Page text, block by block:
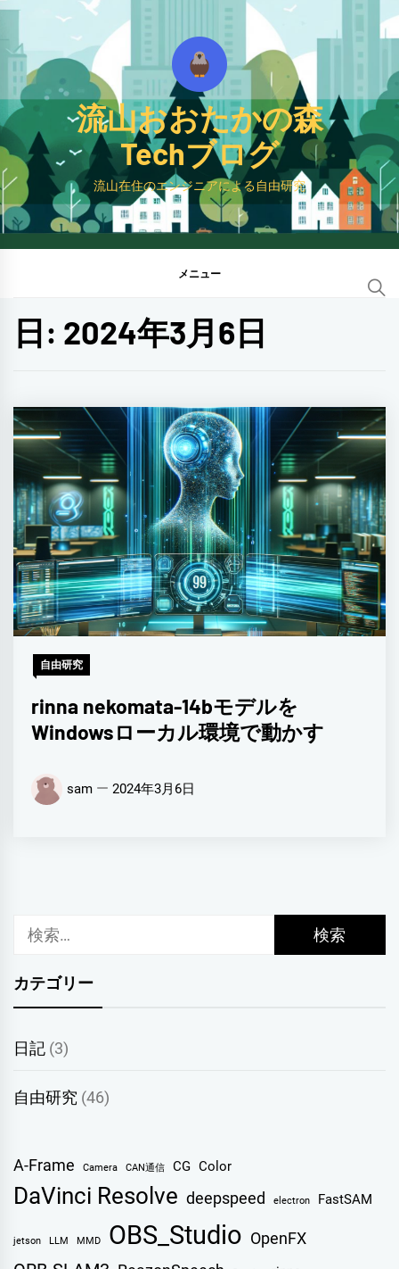
コ
テ
ン
ツ
ス
キ
ッ
プ
流山おおたかの森
Techブログ
流山在住のエンジニアによる自由研究
メニュー
日: 2024年3月6日
自由研究
rinna nekomata-14bモデルを
Windowsローカル環境で動かす
sam 2024年3月6日
カテゴリー
日記 (3)
自由研究 (46)
A-Frame Camera CAN通信 CG Color
DaVinci Resolve deepspeed electron FastSAM
jetson LLM MMD OBS_Studio OpenFX